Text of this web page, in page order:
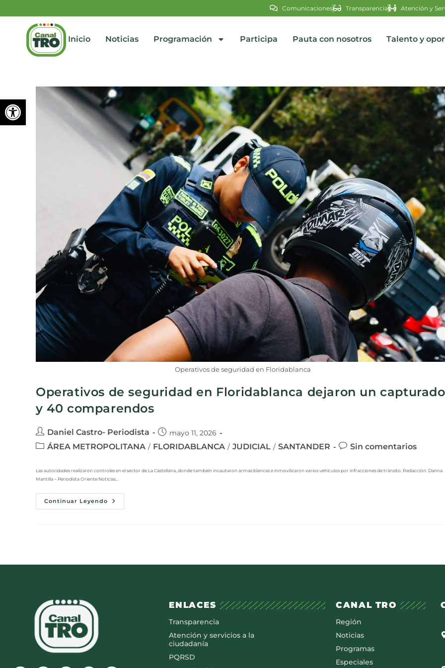
Abrir barra de herramientas
Comunicaciones Transparencia Atención y
Inicio Noticias Programación Participa Pauta con nosotros Talento y
Operativos de seguridad en Floridablanca
Operativos de seguridad en Floridablanca dejaron un capturado
y 40 comparendos
Daniel Castro- Periodista mayo 11, 2026
ÁREA METROPOLITANA / FLORIDABLANCA / JUDICIAL / SANTANDER Sin comentarios
Las autoridades realizaron controles en el sector de La Castellana, donde también incautaron armas blancas e inmovilizaron varios vehículos por infracciones de tránsito. Redacción: Danna
Mantilla – Periodista Oriente Noticias…
Continuar Leyendo
ENLACES
Transparencia
Atención y servicios a la
ciudadanía
PQRSD
CANAL TRO
Región
Noticias
Programas
Especiales